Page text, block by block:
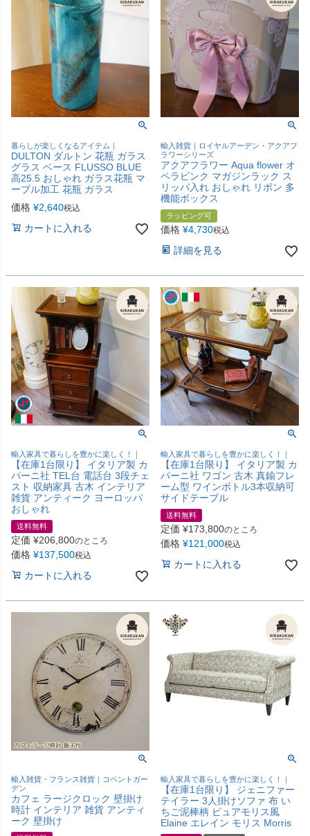
暮らしが楽しくなるアイテム｜
DULTON ダルトン 花瓶 ガラス
グラス ベース FLUSSO BLUE
高25.5 おしゃれ ガラス花瓶 マ
ーブル加工 花瓶 ガラス
価格 ¥2,640税込
カートに入れる
輸入雑貨｜ロイヤルアーデン・アクアフ
ラワーシリーズ
アクアフラワー Aqua flower オ
ペラピンク マガジンラック ス
リッパ入れ おしゃれ リボン 多
機能ボックス
ラッピング可
価格 ¥4,730税込
詳細を見る
輸入家具で暮らしを豊かに楽しく！｜
【在庫1台限り】 イタリア製 カ
パーニ社 TEL台 電話台 3段チェ
スト 収納家具 古木 インテリア
雑貨 アンティーク ヨーロッパ
おしゃれ
送料無料
定価 ¥206,800のところ
価格 ¥137,500税込
カートに入れる
輸入家具で暮らしを豊かに楽しく！｜
【在庫1台限り】 イタリア製 カ
パーニ社 ワゴン 古木 真鍮フレ
ーム型 ワインボトル3本収納可
サイドテーブル
送料無料
定価 ¥173,800のところ
価格 ¥121,000税込
カートに入れる
輸入雑貨・フランス雑貨｜コベントガー
デン
カフェ ラージクロック 壁掛け
時計 インテリア 雑貨 アンティ
ーク 壁掛け
輸入家具で暮らしを豊かに楽しく！｜
【在庫1台限り】 ジェニファー
テイラー 3人掛けソファ 布 い
ちご泥棒柄 ピュアモリス風
Elaine エレイン モリス Morris